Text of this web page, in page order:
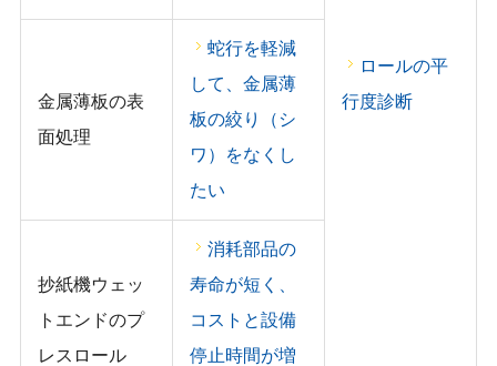
ロールの平
行度診断
金属薄板の表
面処理
蛇行を軽減
して、金属薄
板の絞り（シ
ワ）をなくし
たい
抄紙機ウェッ
トエンドのプ
レスロール
消耗部品の
寿命が短く、
コストと設備
停止時間が増